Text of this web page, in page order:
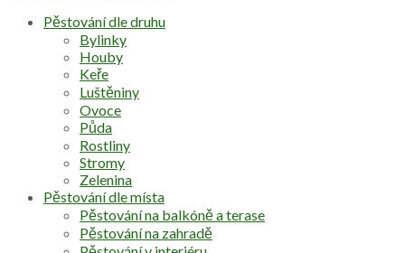
Pěstování dle druhu
Bylinky
Houby
Keře
Luštěniny
Ovoce
Půda
Rostliny
Stromy
Zelenina
Pěstování dle místa
Pěstování na balkóně a terase
Pěstování na zahradě